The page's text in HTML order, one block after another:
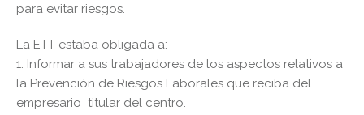
para evitar riesgos.
La ETT estaba obligada a:
1. Informar a sus trabajadores de los aspectos relativos a
la Prevención de Riesgos Laborales que reciba del
empresario titular del centro.